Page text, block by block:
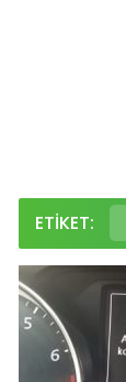
ETIKET: